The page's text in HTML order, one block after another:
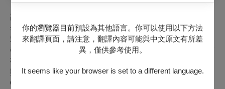
你的瀏覽器目前預設為其他語言。你可以使用以下方法
來翻譯頁面，請注意，翻譯內容可能與中文原文有所差
異，僅供參考使用。
It seems like your browser is set to a different language.
高雄衛武營音樂廳場 – 小提琴獨奏家/張景婷
畢業於基隆市成功小學、師大附中音樂班，師事蕭敦化、蘇正
途、塗鳳玹及林克昌老師。 留學期間，就讀於市立巴黎音樂
學院，師事Philippe Aïche；國立巴黎高等音樂暨舞蹈學院，師
事Jean-Jacques Kantorow，以第一獎(全票通過)及評審恭賀
獎畢業；及慕尼黑音樂暨表演藝 術大學，師事Ana
Chumachenco，取得小提琴、室內樂大師級最高演奏文憑。